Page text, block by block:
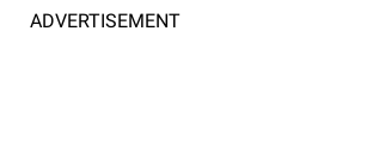
ADVERTISEMENT